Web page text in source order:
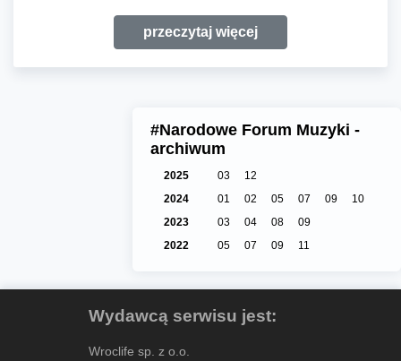
przeczytaj więcej
#Narodowe Forum Muzyki -
archiwum
2025 03
12
2024
01 02 05 07 09
10
2023
03 04 08
09
2022
05 07 09 11
Wydawcą serwisu jest:
Wroclife sp. z o.o.